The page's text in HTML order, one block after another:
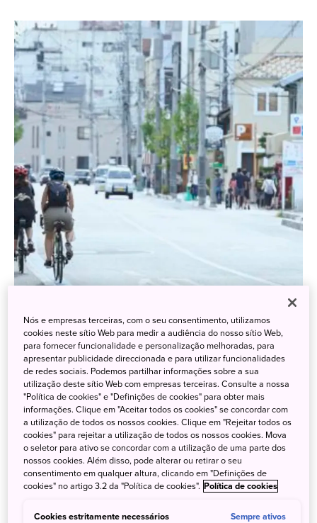
Crédito @JNTO | Shimanami Kaido, Hiroshima, Chugoku
Assim, por que não fazê-lo em um país que oferece
belezas naturais deslumbrantes e mais de 25 locais
considerados Patrimônios Mundiais pela Unesco?
Com os indicadores de vacinação avançando
positivamente e as taxas de infecção diminuindo em todo
o mundo, o distanciamento social e o confinamento
Nós e empresas terceiras, com o seu consentimento, utilizamos
cookies neste sítio Web para medir a audiência do nosso sítio Web,
para fornecer funcionalidade e personalização melhoradas, para
apresentar publicidade direccionada e para utilizar funcionalidades
de redes sociais. Podemos partilhar informações sobre a sua
utilização deste sítio Web com empresas terceiras. Consulte a nossa
"Política de cookies" e "Definições de cookies" para obter mais
informações. Clique em "Aceitar todos os cookies" se concordar com
a utilização de todos os nossos cookies. Clique em "Rejeitar todos os
cookies" para rejeitar a utilização de todos os nossos cookies. Mova
o seletor para ativo se concordar com a utilização de uma parte dos
nossos cookies. Além disso, pode alterar ou retirar o seu
consentimento em qualquer altura, clicando em "Definições de
cookies" no artigo 3.2 da "Política de cookies". Política de cookies
Cookies estritamente necessários Sempre ativos